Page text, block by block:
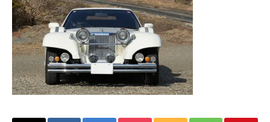
イギリス車
ENGLAND
ドイツ車
GERMANY